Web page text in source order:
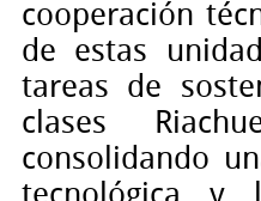
cooperación
de estas
tareas de
clases
consolidando